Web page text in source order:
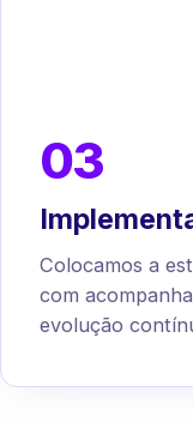
03
Colocamos a
com
evolução